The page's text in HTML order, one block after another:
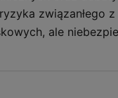
związanłego
ale